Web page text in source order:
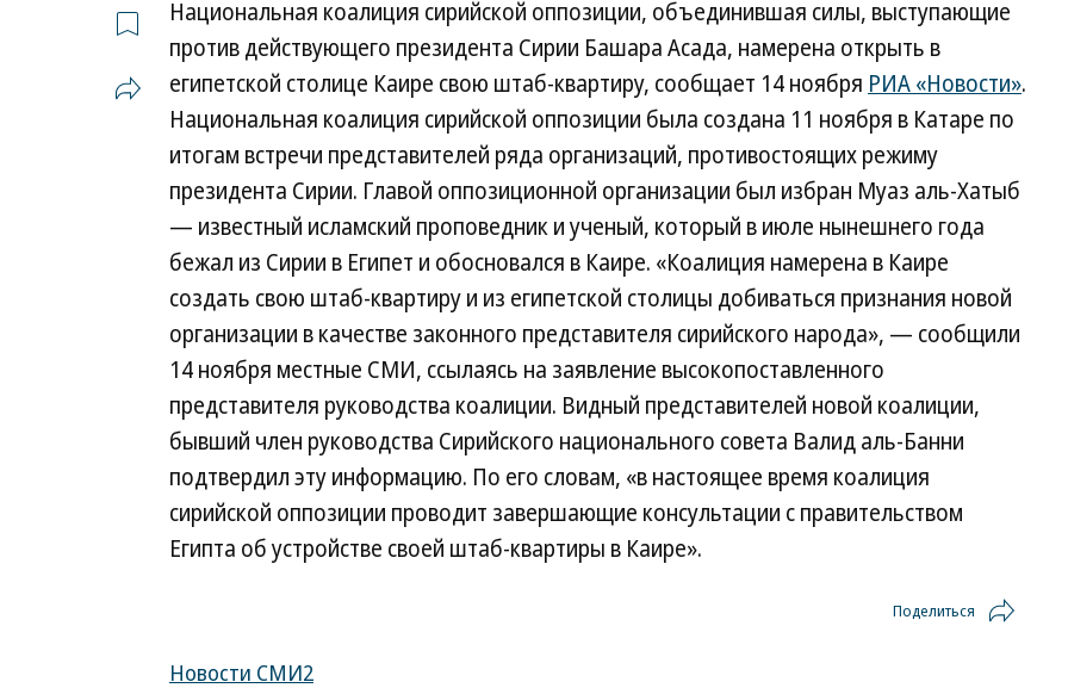
Национальная коалиция сирийской оппозиции, объединившая силы, выступающие
против действующего президента Сирии Башара Асада, намерена открыть в
египетской столице Каире свою штаб-квартиру, сообщает 14 ноября РИА «Новости».
Национальная коалиция сирийской оппозиции была создана 11 ноября в Катаре по
итогам встречи представителей ряда организаций, противостоящих режиму
президента Сирии. Главой оппозиционной организации был избран Муаз аль-Хатыб
— известный исламский проповедник и ученый, который в июле нынешнего года
бежал из Сирии в Египет и обосновался в Каире. «Коалиция намерена в Каире
создать свою штаб-квартиру и из египетской столицы добиваться признания новой
организации в качестве законного представителя сирийского народа», — сообщили
14 ноября местные СМИ, ссылаясь на заявление высокопоставленного
представителя руководства коалиции. Видный представителей новой коалиции,
бывший член руководства Сирийского национального совета Валид аль-Банни
подтвердил эту информацию. По его словам, «в настоящее время коалиция
сирийской оппозиции проводит завершающие консультации с правительством
Египта об устройстве своей штаб-квартиры в Каире».
Поделиться
Новости СМИ2